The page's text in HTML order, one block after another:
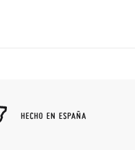
HECHO EN ESPAÑA